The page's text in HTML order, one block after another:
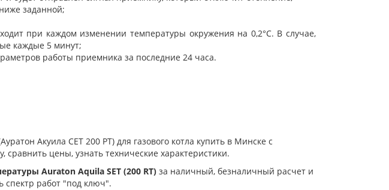
заданной;
при каждом изменении температуры окружения на 0,2°C. В случае,
каждые 5 минут;
работы приемника за последние 24 часа.
Акуила СЕТ 200 РТ) для газового котла купить в Минске с
цены, узнать технические характеристики.
Auraton Aquila SET (200 RT) за наличный, безналичный расчет и
спектр работ "под ключ".